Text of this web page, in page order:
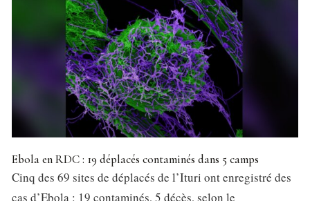
Ebola en RDC : 19 déplacés contaminés dans 5 camps
Cinq des 69 sites de déplacés de l’Ituri ont enregistré des
cas d’Ebola : 19 contaminés, 5 décès, selon le